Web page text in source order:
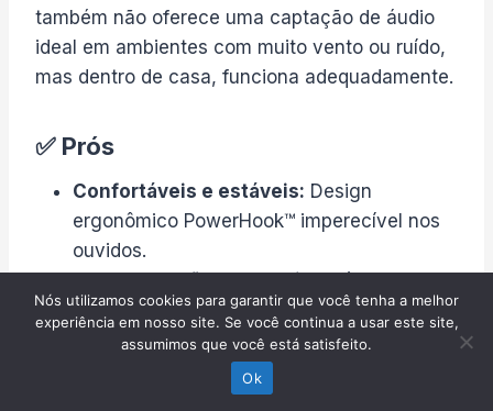
também não oferece uma captação de áudio
ideal em ambientes com muito vento ou ruído,
mas dentro de casa, funciona adequadamente.
✅ Prós
Confortáveis e estáveis: Design
ergonômico PowerHook™ imperecível nos
ouvidos.
Longa duração da bateria:Até 50 horas
de reprodução.
Resistência a água e poeira:Ideal para
natação com certificação IP68.
Som de alta qualidade:
Nós utilizamos cookies para garantir que você tenha a melhor
experiência em nosso site. Se você continua a usar este site,
assumimos que você está satisfeito.
Ok